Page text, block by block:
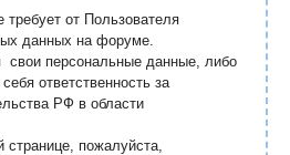
от Пользователя
данных на форуме.
персональные данные, либо
ответственность за
РФ в области
странице, пожалуйста,